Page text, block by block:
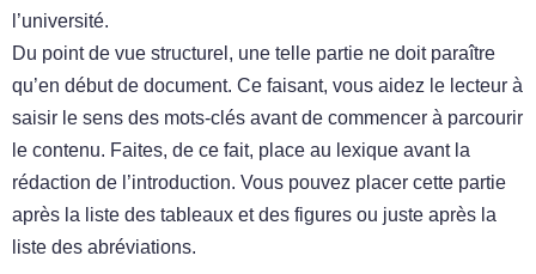
l’université.
Du point de vue structurel, une telle partie ne doit paraître
qu’en début de document. Ce faisant, vous aidez le lecteur à
saisir le sens des mots-clés avant de commencer à parcourir
le contenu. Faites, de ce fait, place au lexique avant la
rédaction de l’introduction. Vous pouvez placer cette partie
après la liste des tableaux et des figures ou juste après la
liste des abréviations.